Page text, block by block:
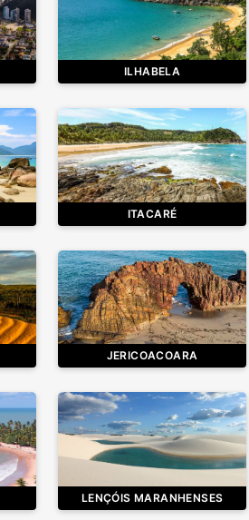
ILHABELA
ITACARÉ
JERICOACOARA
LENÇÓIS MARANHENSES